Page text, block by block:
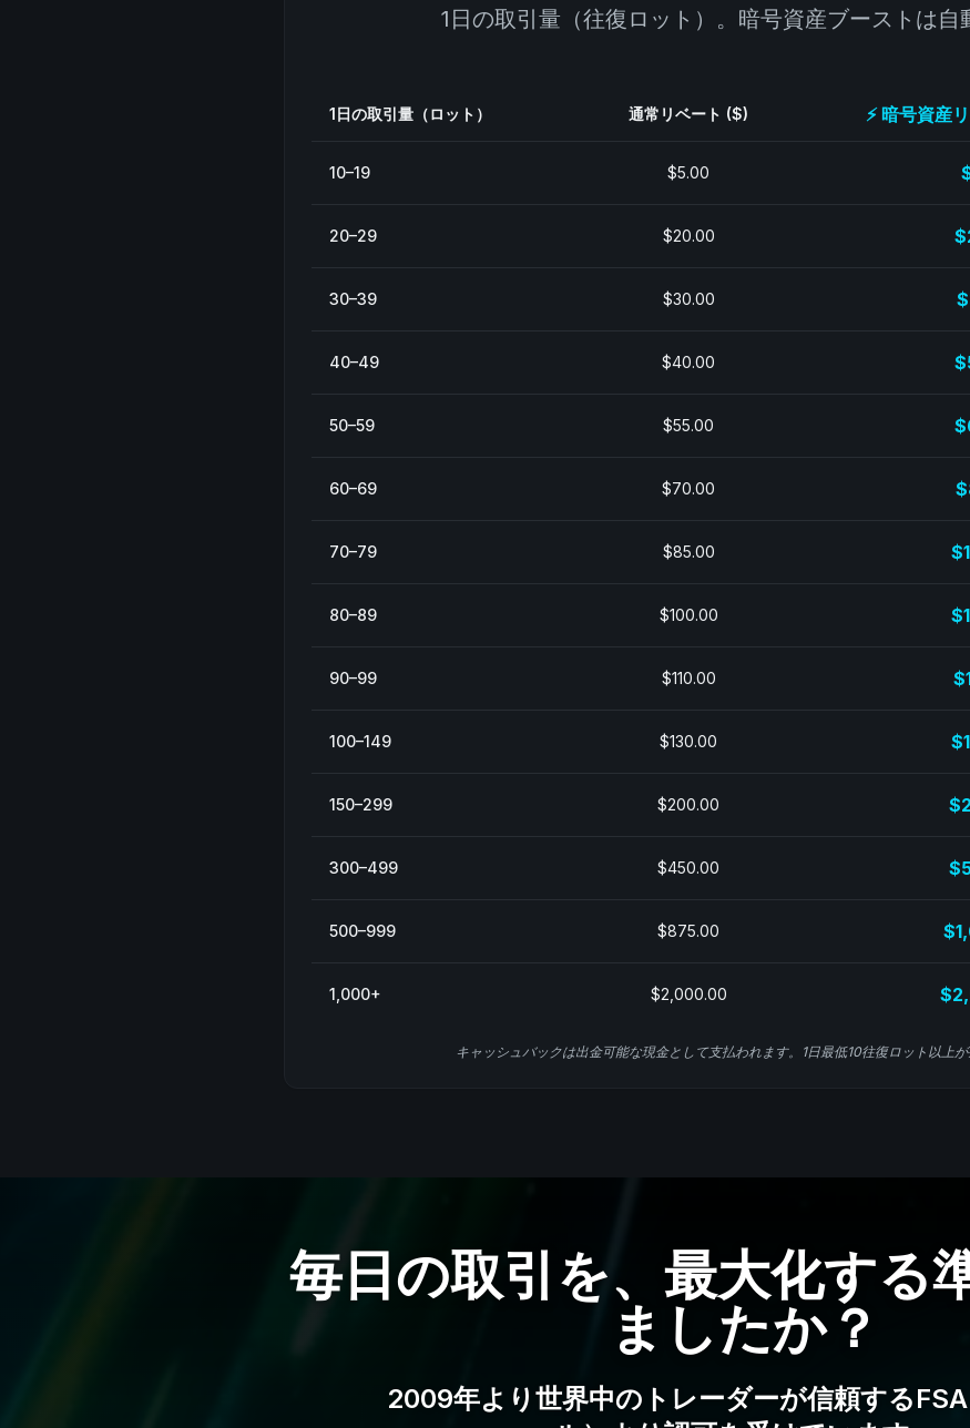
1日の取引量（往復ロット）。暗号資産ブーストは自
1日の取引量（ロット） 通常リベート ($) ⚡ 暗号資産
10–19 $5.00
20–29 $20.00
30–39 $30.00
40–49 $40.00
50–59 $55.00
60–69 $70.00
70–79 $85.00
80–89 $100.00
90–99 $110.00
100–149 $130.00
150–299 $200.00
300–499 $450.00
500–999 $875.00
1,000+ $2,000.00
キャッシュバックは出金可能な現金として支払われます。1日最低10往復ロット以上が
毎日の取引を、最大化する
ましたか？
2009年より世界中のトレーダーが信頼する